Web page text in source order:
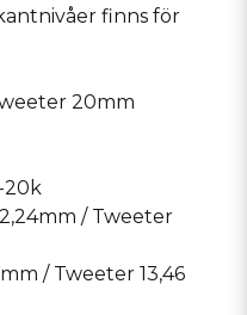
finns för
20mm
20k
/ Tweeter
/ Tweeter 13,46